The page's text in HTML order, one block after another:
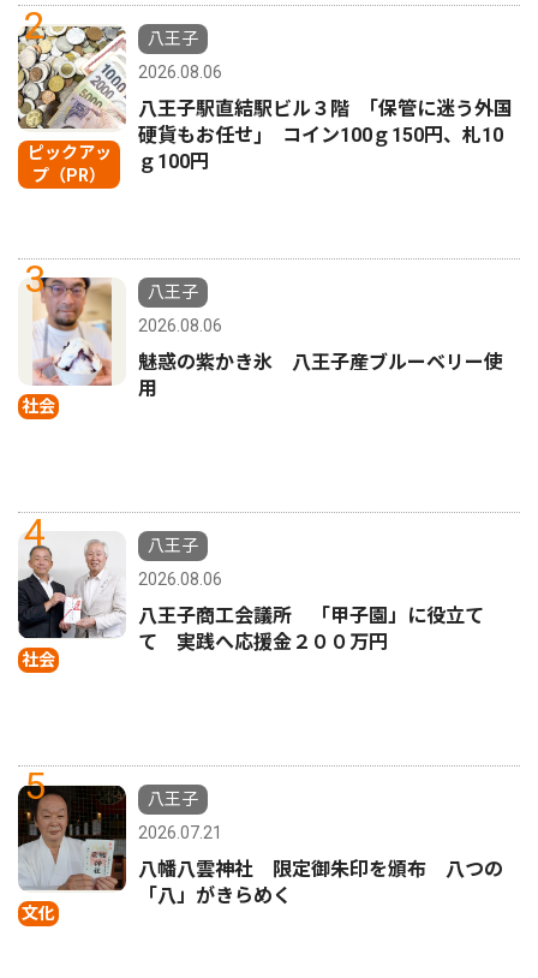
2
ピックアッ
プ（PR）
八王子
2026.08.06
八王子駅直結駅ビル３階 ｢保管に迷う外国
硬貨もお任せ｣ コイン100ｇ150円、札10
ｇ100円
3
社会
八王子
2026.08.06
魅惑の紫かき氷 八王子産ブルーベリー使
用
4
社会
八王子
2026.08.06
八王子商工会議所 「甲子園」に役立て
て 実践へ応援金２００万円
5
文化
八王子
2026.07.21
八幡八雲神社 限定御朱印を頒布 八つの
「八」がきらめく